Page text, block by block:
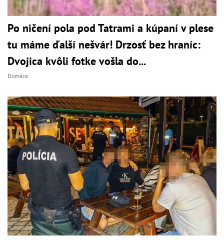
Po ničení pola pod Tatrami a kúpaní v plese
tu máme ďalší nešvár! Drzosť bez hraníc:
Dvojica kvôli fotke vošla do...
Domáce